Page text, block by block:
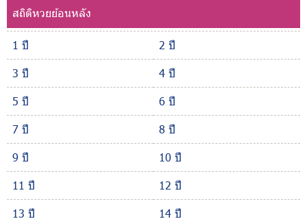
สถิติหวยย้อนหลัง
1 ปี
2 ปี
3 ปี
4 ปี
5 ปี
6 ปี
7 ปี
8 ปี
9 ปี
10 ปี
11 ปี
12 ปี
13 ปี
14 ปี